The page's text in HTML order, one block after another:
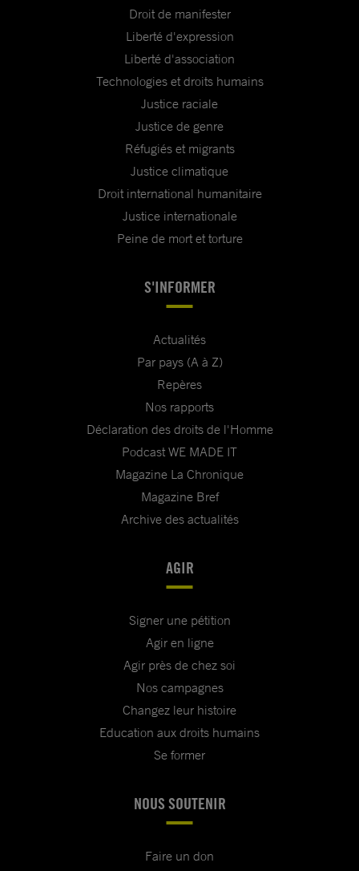
Droit de manifester
Liberté d'expression
Liberté d'association
Technologies et droits humains
Justice raciale
Justice de genre
Réfugiés et migrants
Justice climatique
Droit international humanitaire
Justice internationale
Peine de mort et torture
S'INFORMER
Actualités
Par pays (A à Z)
Repères
Nos rapports
Déclaration des droits de l'Homme
Podcast WE MADE IT
Magazine La Chronique
Magazine Bref
Archive des actualités
AGIR
Signer une pétition
Agir en ligne
Agir près de chez soi
Nos campagnes
Changez leur histoire
Education aux droits humains
Se former
NOUS SOUTENIR
Faire un don